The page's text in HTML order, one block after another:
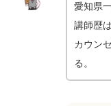
愛知県
講師歴
カウン
る。